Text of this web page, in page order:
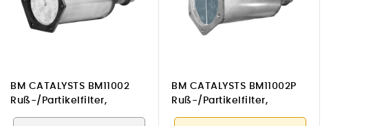
BM CATALYSTS BM11002
Ruß-/Partikelfilter,
Abgasanlage für PEUGEOT
BM CATALYSTS BM11002P
Ruß-/Partikelfilter,
Abgasanlage für PEUGEOT